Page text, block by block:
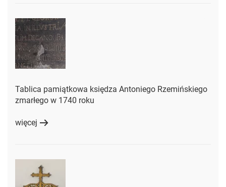
Tablica pamiątkowa księdza Antoniego Rzemińskiego
zmarłego w 1740 roku
więcej